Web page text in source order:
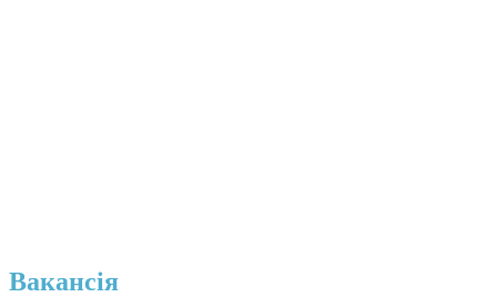
Вакансія